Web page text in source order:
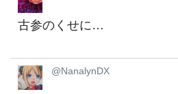
古参のくせに…
@NanalynDX